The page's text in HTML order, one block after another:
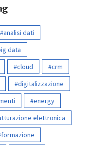
analisi dati
data
cloud
crm
digitalizzazione
energy
elettronica
formazione